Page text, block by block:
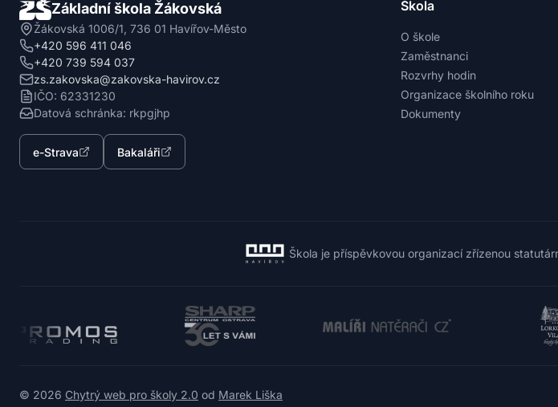
Základní škola Žákovská
Žákovská 1006/1, 736 01 Havířov-Město
+420 596 411 046
+420 739 594 037
zs.zakovska@zakovska-havirov.cz
IČO: 62331230
Datová schránka: rkpgjhp
e-Strava Bakaláři
Škola
O škole
Zaměstnanci
Rozvrhy hodin
Organizace školního roku
Dokumenty
Škola je příspěvkovou organizací zřízenou
© 2026 Chytrý web pro školy 2.0 od Marek Liška